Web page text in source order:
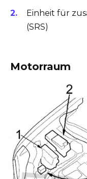
Einheit für
(SRS)
Motorraum